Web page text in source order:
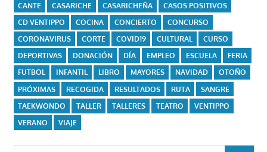
CANTE
CASARICHE CASARICHEÑA
CASOS POSITIVOS
CD VENTIPPO
COCINA CONCIERTO
CONCURSO
CORONAVIRUS
CORTE COVID19 CULTURAL
CURSO
DEPORTIVAS
DONACIÓN DÍA EMPLEO ESCUELA
FERIA
FUTBOL
INFANTIL LIBRO MAYORES NAVIDAD
OTOÑO
PRÓXIMAS
RECOGIDA RESULTADOS RUTA
SANGRE
TAEKWONDO
TALLER TALLERES TEATRO
VENTIPPO
VERANO
VIAJE